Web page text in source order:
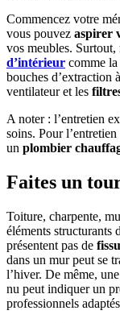
Commencez votre
vous pouvez aspirer
vos meubles. Surtout,
d’intérieur comme la
bouches d’extraction
ventilateur et les
A noter : l’entretien
soins. Pour
un plombier
Faites un
Toiture, charpente,
éléments structurants
présentent pas de
dans un mur peut se
l’hiver. De même, une
nu peut indiquer un
professionnels